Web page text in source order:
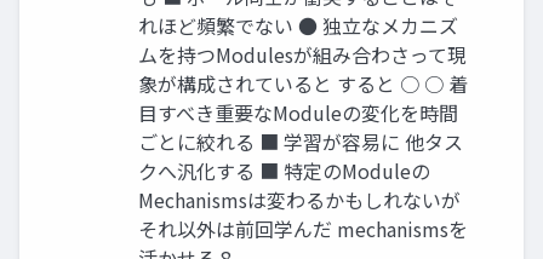
れほど頻繁でない ● 独立なメカニズ
ムを持つModulesが組み合わさって現
象が構成されていると すると ○ ○ 着
目すべき重要なModuleの変化を時間
ごとに絞れる ■ 学習が容易に 他タス
クへ汎化する ■ 特定のModuleの
Mechanismsは変わるかもしれないが
それ以外は前回学んだ mechanismsを